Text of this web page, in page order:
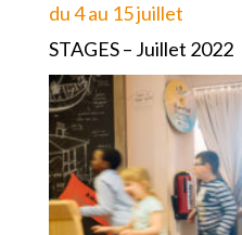
du 4 au 15 juillet
STAGES – Juillet 2022